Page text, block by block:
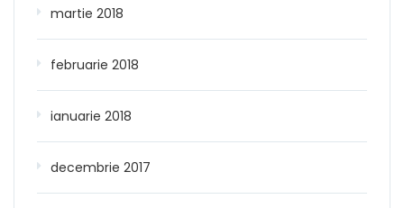
martie 2018
februarie 2018
ianuarie 2018
decembrie 2017